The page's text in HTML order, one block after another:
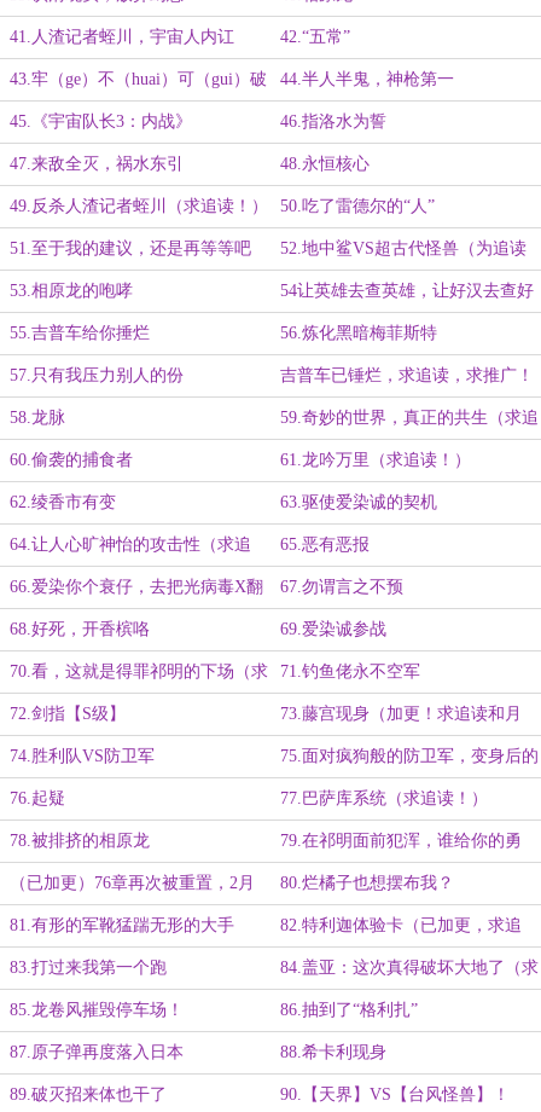
41.人渣记者蛭川，宇宙人内讧 42.“五常”
43.牢（ge）不（huai）可（gui）破
（tai）的联盟
44.半人半鬼，神枪第一
45.《宇宙队长3：内战》 46.指洛水为誓
47.来敌全灭，祸水东引 48.永恒核心
49.反杀人渣记者蛭川（求追读！） 50.吃了雷德尔的“人”
51.至于我的建议，还是再等等吧
（求追读！）
52.地中鲨VS超古代怪兽（为追读
到达1000加更！）
53.相原龙的咆哮 54让英雄去查英雄，让好汉去查好
汉（求追读）
55.吉普车给你捶烂 56.炼化黑暗梅菲斯特
57.只有我压力别人的份 吉普车已锤烂，求追读，求推广！
58.龙脉 59.奇妙的世界，真正的共生（求追
读！）
60.偷袭的捕食者 61.龙吟万里（求追读！）
62.绫香市有变 63.驱使爱染诚的契机
64.让人心旷神怡的攻击性（求追
读！）
65.恶有恶报
66.爱染你个衰仔，去把光病毒X翻
（求追读！）
67.勿谓言之不预
68.好死，开香槟咯 69.爱染诚参战
70.看，这就是得罪祁明的下场（求
追读）
71.钓鱼佬永不空军
72.剑指【S级】 73.藤宫现身（加更！求追读和月
票！）
74.胜利队VS防卫军 75.面对疯狗般的防卫军，变身后的
祁明选择……
76.起疑 77.巴萨库系统（求追读！）
78.被排挤的相原龙 79.在祁明面前犯浑，谁给你的勇
气？
（已加更）76章再次被重置，2月
上架后天天日万，更新时间不变。
80.烂橘子也想摆布我？
81.有形的军靴猛踹无形的大手 82.特利迦体验卡（已加更，求追
读！）
83.打过来我第一个跑 84.盖亚：这次真得破坏大地了（求
追读！）
85.龙卷风摧毁停车场！ 86.抽到了“格利扎”
87.原子弹再度落入日本 88.希卡利现身
89.破灭招来体也干了 90.【天界】VS【台风怪兽】！